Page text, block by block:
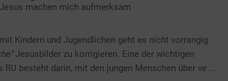
machen mich aufmerksam
Kindern und Jugendlichen geht es nicht vorrangig
Jesusbilder zu korrigieren. Eine der wichtigen
RU besteht darin, mit den jungen Menschen über ve ...